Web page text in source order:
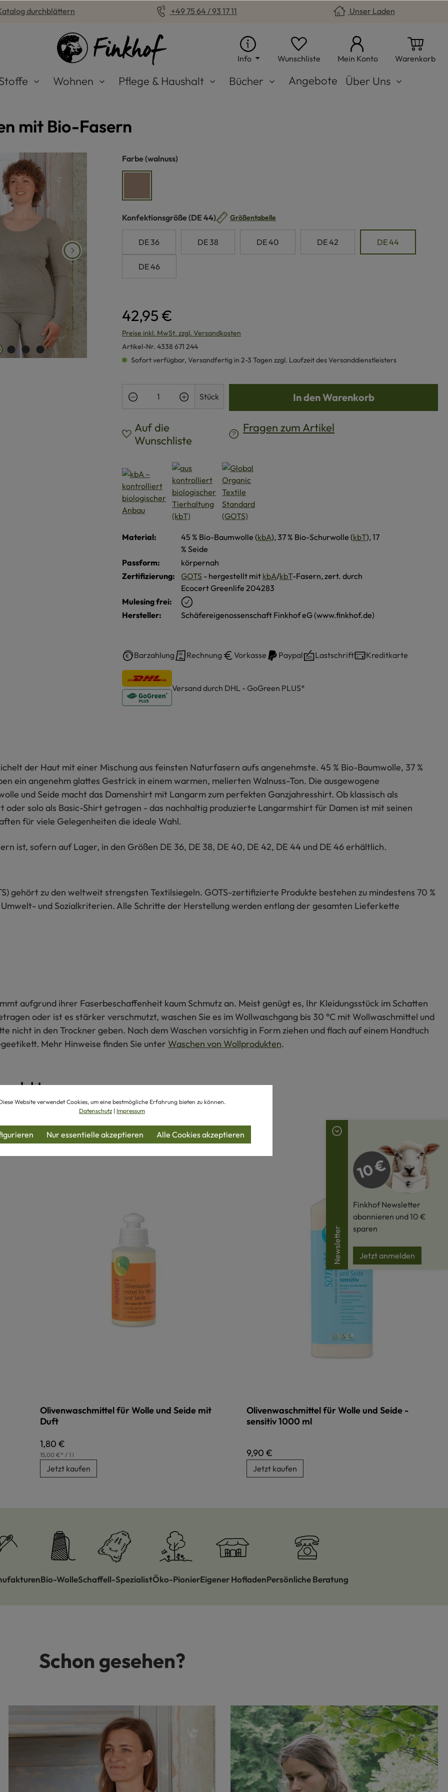
durchblättern +49 75 64 / 93 17 11 Unser Laden
Info Wunschliste Du hast 0 Produkte auf dem
Mein Konto Warenkorb
Wohnen Pflege & Haushalt Bücher Angebote Über Uns
mit Bio-Fasern
Farbe auswählen
(walnuss)
Konfektionsgröße auswählen
(DE 44) Größentabelle
DE 36 DE 38 DE 40 DE 42 DE 44
DE 46
42,95 €
Preise inkl. MwSt. zzgl. Versandkosten
Artikel-Nr. 4338 671 244
Sofort verfügbar, Versandfertig in 2-3 Tagen zzgl. Laufzeit des Versanddienstleisters
Produkt Anzahl: Gib den gewünschten Wert ein oder
Stück In den Warenkorb
Auf die
Wunschliste
Fragen zum Artikel
Material: 45 % Bio-Baumwolle (kbA), 37 % Bio-Schurwolle (kbT), 17
% Seide
Passform:
körpernah
Zertifizierung:
GOTS - hergestellt mit kbA/kbT-Fasern, zert. durch
Ecocert Greenlife 204283
Mulesing frei:
Hersteller:
Schäfereigenossenschaft Finkhof eG (www.finkhof.de)
Barzahlung Rechnung Vorkasse Paypal Lastschrift Kreditkarte
Versand durch DHL - GoGreen PLUS*
der Haut mit einer Mischung aus feinsten Naturfasern aufs angenehmste. 45 % Bio-Baumwolle, 37 %
ein angenehm glattes Gestrick in einem warmen, melierten Walnuss-Ton. Die ausgewogene
und Seide macht das Damenshirt mit Langarm zum perfekten Ganzjahresshirt. Ob klassisch als
solo als Basic-Shirt getragen - das nachhaltig produzierte Langarmshirt für Damen ist mit seinen
für viele Gelegenheiten die ideale Wahl.
ist, sofern auf Lager, in den Größen DE 36, DE 38, DE 40, DE 42, DE 44 und DE 46 erhältlich.
gehört zu den weltweit strengsten Textilsiegeln. GOTS-zertifizierte Produkte bestehen zu mindestens 70 %
und Sozialkriterien. Alle Schritte der Herstellung werden entlang der gesamten Lieferkette
aufgrund ihrer Faserbeschaffenheit kaum Schmutz an. Meist genügt es, Ihr Kleidungsstück im Schatten
oder ist es stärker verschmutzt, waschen Sie es im Wollwaschgang bis 30 °C mit Wollwaschmittel und
nicht in den Trockner geben. Nach dem Waschen vorsichtig in Form ziehen und flach auf einem Handtuch
Mehr Hinweise finden Sie unter Waschen von Wollprodukten.
Olivenwaschmittel für Wolle und Seide mit
Duft
Regulärer Preis:
1,80 €
15,00 €* / 1 l
Jetzt kaufen
Olivenwaschmittel für Wolle und Seide -
sensitiv 1000 ml
Regulärer Preis:
9,90 €
Jetzt kaufen
Bio-WolleSchaffell-SpezialistÖko-PionierEigener HofladenPersönliche Beratung
Schon gesehen?
Newsletter
Finkhof Newsletter
abonnieren und 10 €
sparen
Jetzt anmelden
Website verwendet Cookies, um eine bestmögliche Erfahrung bieten zu können.
Datenschutz | Impressum
Nur essentielle akzeptieren Alle Cookies akzeptieren